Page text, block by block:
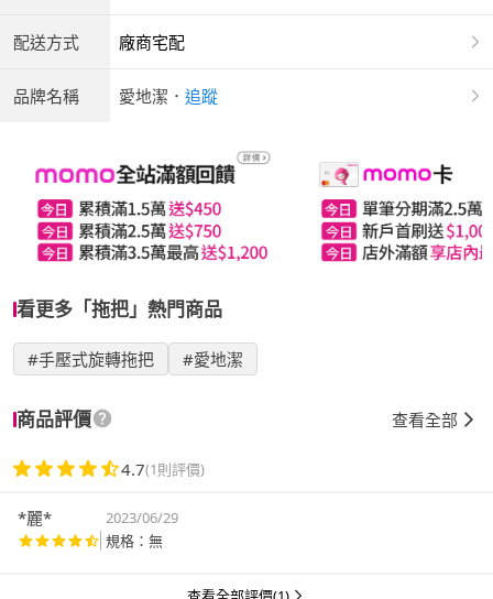
配送方式 廠商宅配
品牌名稱 愛地潔 ． 追蹤
看更多「拖把」熱門商品
#手壓式旋轉拖把 #愛地潔
商品評價 查看全部
4.7(1則評價)
*麗*
2023/06/29
規格：無